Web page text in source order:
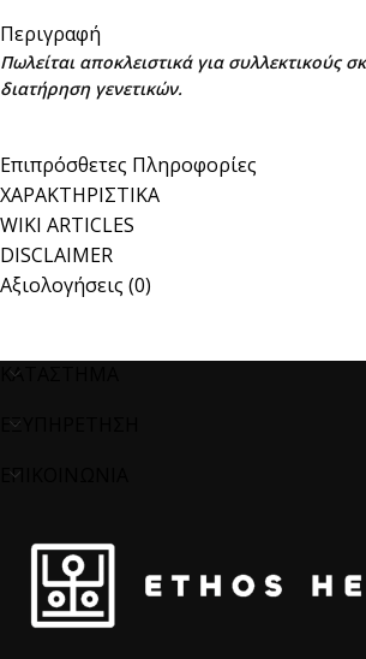
Περιγραφή
Πωλείται αποκλειστικά για συλλεκτικούς
διατήρηση γενετικών.
Επιπρόσθετες Πληροφορίες
ΧΑΡΑΚΤΗΡΙΣΤΙΚΑ
WIKI ARTICLES
DISCLAIMER
Αξιολογήσεις (0)
ΚΑΤΑΣΤΗΜΑ
ΕΞΥΠΗΡΕΤΗΣΗ
ΕΠΙΚΟΙΝΩΝΙΑ